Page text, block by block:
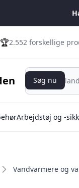
🏆2.552 forskellige
Søg nu
Søg nu
Arbejdstøj og -
Vandvarmere og